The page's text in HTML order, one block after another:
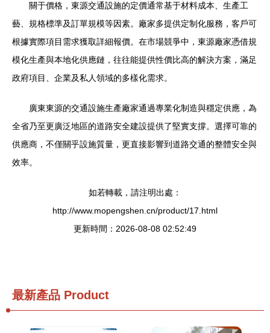
關于價格，東源交通設施的定價通常基于材料成本、生產工
藝、規格標準及訂單規模等因素。廠家多提供定制化服務，客戶可
根據實際項目需求獲取詳細報價。在市場競爭中，東源廠家憑借規
模化生產與本地化供應鏈，往往能提供性價比高的解決方案，滿足
政府項目、企業及私人領域的多樣化需求。
廣東東源的交通設施生產廠家通過專業化制造與穩定供應，為
全省乃至更廣泛地區的道路安全建設提供了堅實支撐。選擇可靠的
供應商，不僅關乎設施質量，更直接影響到道路交通的整體安全與
效率。
如若轉載，請注明出處：
http://www.mopengshen.cn/product/17.html
更新時間：2026-08-08 02:52:49
最新產品 Product